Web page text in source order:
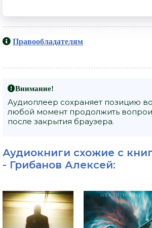
Правообладателям
Внимание!
Аудиоплеер сохраняет позицию
любой момент продолжить
после закрытия браузера.
Аудиокниги схожие с
- Грибанов Алексей: